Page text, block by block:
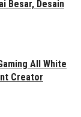
Besar, Desain
All White
Creator